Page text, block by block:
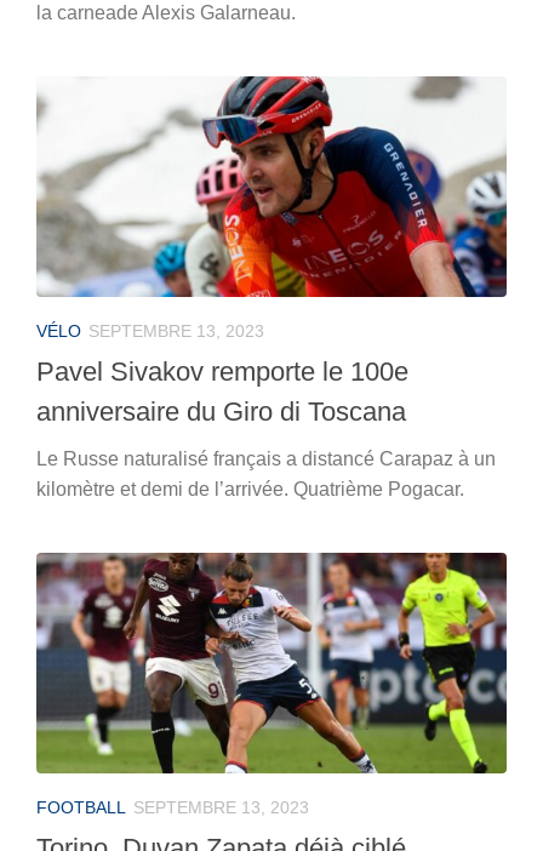
la carneade Alexis Galarneau.
VÉLO SEPTEMBRE 13, 2023
Pavel Sivakov remporte le 100e
anniversaire du Giro di Toscana
Le Russe naturalisé français a distancé Carapaz à un
kilomètre et demi de l’arrivée. Quatrième Pogacar.
FOOTBALL SEPTEMBRE 13, 2023